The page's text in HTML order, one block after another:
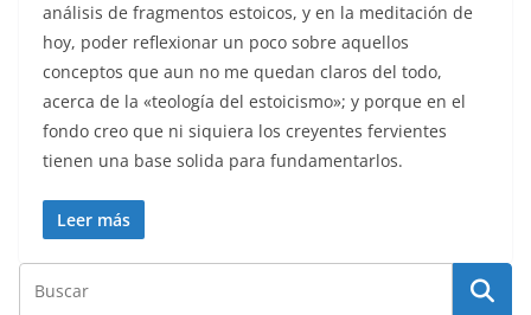
análisis de fragmentos estoicos, y en la meditación de
hoy, poder reflexionar un poco sobre aquellos
conceptos que aun no me quedan claros del todo,
acerca de la «teología del estoicismo»; y porque en el
fondo creo que ni siquiera los creyentes fervientes
tienen una base solida para fundamentarlos.
Leer más